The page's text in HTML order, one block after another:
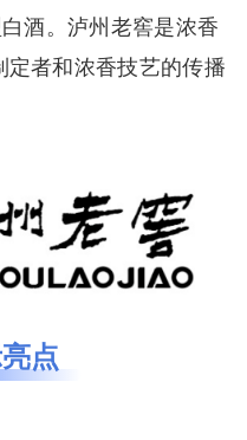
酒。泸州老窖是浓香
者和浓香技艺的传播
点